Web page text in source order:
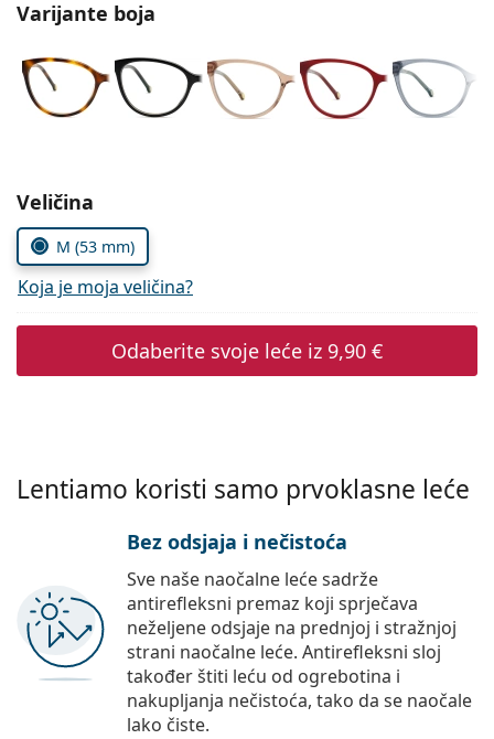
Persol
Prada
Sve marke sunčanih naočala
Varijante boja
Odaberite parametre
Veličina
M (53 mm)
Koja je moja veličina?
Odaberite svoje leće iz 9,90 €
Lentiamo koristi samo prvoklasne leće
Bez odsjaja i nečistoća
Sve naše naočalne leće sadrže
antirefleksni premaz koji sprječava
neželjene odsjaje na prednjoj i stražnjoj
strani naočalne leće. Antirefleksni sloj
također štiti leću od ogrebotina i
nakupljanja nečistoća, tako da se naočale
lako čiste.